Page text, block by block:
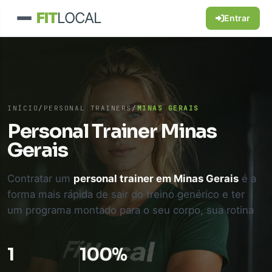
FITLOCAL Entrar
INÍCIO / PERSONAL TRAINERS/ MINAS GERAIS
Personal Trainer Minas
Gerais
Contratar um personal trainer em Minas Gerais é a
forma mais rápida de sair do treino genérico e ter
um programa montado para o seu corpo, sua rotina
massa muscular, melhorar o condicionamento físico
ou se preparar para um teste de aptidão física
1 100%